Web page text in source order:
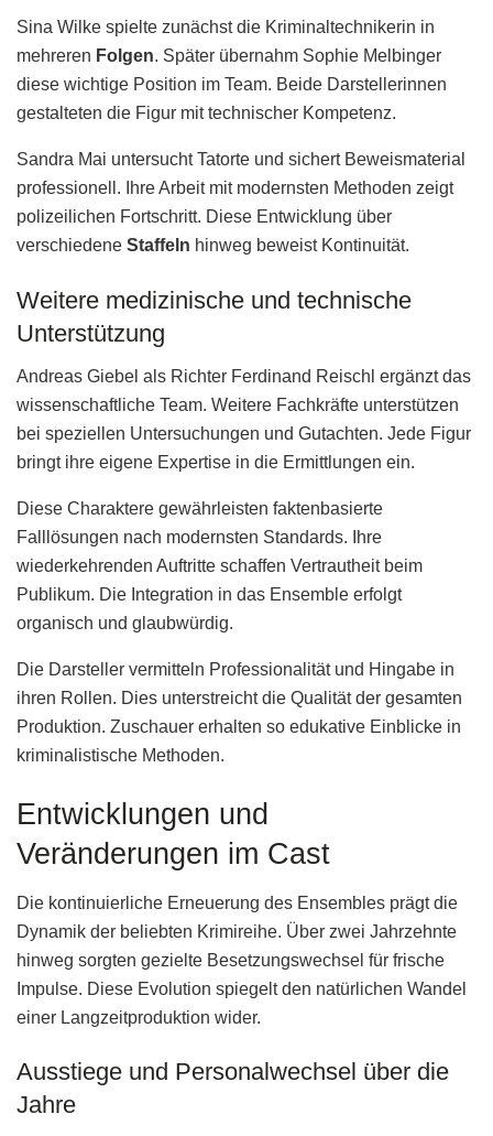
Sina Wilke spielte zunächst die Kriminaltechnikerin in
mehreren Folgen. Später übernahm Sophie Melbinger
diese wichtige Position im Team. Beide Darstellerinnen
gestalteten die Figur mit technischer Kompetenz.
Sandra Mai untersucht Tatorte und sichert Beweismaterial
professionell. Ihre Arbeit mit modernsten Methoden zeigt
polizeilichen Fortschritt. Diese Entwicklung über
verschiedene Staffeln hinweg beweist Kontinuität.
Weitere medizinische und technische
Unterstützung
Andreas Giebel als Richter Ferdinand Reischl ergänzt das
wissenschaftliche Team. Weitere Fachkräfte unterstützen
bei speziellen Untersuchungen und Gutachten. Jede Figur
bringt ihre eigene Expertise in die Ermittlungen ein.
Diese Charaktere gewährleisten faktenbasierte
Falllösungen nach modernsten Standards. Ihre
wiederkehrenden Auftritte schaffen Vertrautheit beim
Publikum. Die Integration in das Ensemble erfolgt
organisch und glaubwürdig.
Die Darsteller vermitteln Professionalität und Hingabe in
ihren Rollen. Dies unterstreicht die Qualität der gesamten
Produktion. Zuschauer erhalten so edukative Einblicke in
kriminalistische Methoden.
Entwicklungen und
Veränderungen im Cast
Die kontinuierliche Erneuerung des Ensembles prägt die
Dynamik der beliebten Krimireihe. Über zwei Jahrzehnte
hinweg sorgten gezielte Besetzungswechsel für frische
Impulse. Diese Evolution spiegelt den natürlichen Wandel
einer Langzeitproduktion wider.
Ausstiege und Personalwechsel über die
Jahre